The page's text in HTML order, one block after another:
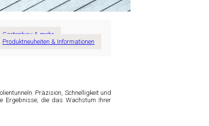
Gartenbau & mehr
Produktneuheiten & Informationen
Präzision, Schnelligkeit und
Ergebnisse, die das Wachstum Ihrer